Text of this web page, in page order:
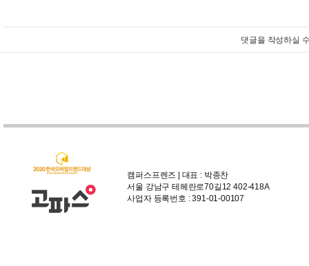
댓글을 작성하실
캠퍼스프렌즈 | 대표 : 박종찬
서울 강남구 테헤란로70길12 402-418A
사업자 등록번호 : 391-01-00107